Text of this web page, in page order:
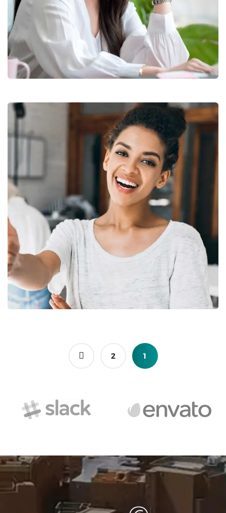
Photo Retouching
Branding
Morina Web Design
UI/UX Design
1
2